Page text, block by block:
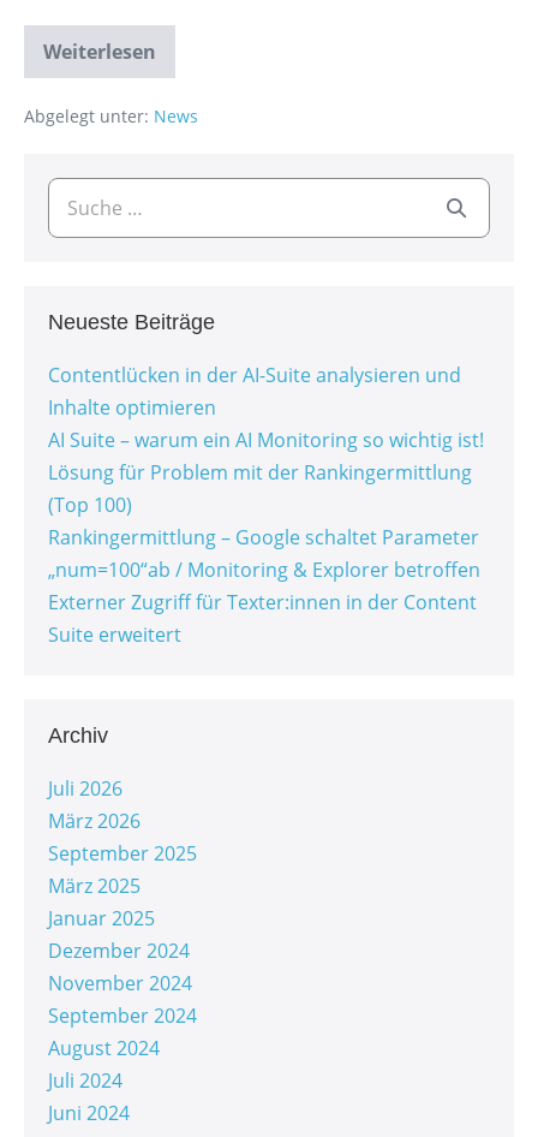
Weiterlesen
Abgelegt unter: News
Neueste Beiträge
Contentlücken in der AI-Suite analysieren und
Inhalte optimieren
AI Suite – warum ein AI Monitoring so wichtig ist!
Lösung für Problem mit der Rankingermittlung
(Top 100)
Rankingermittlung – Google schaltet Parameter
„num=100“ab / Monitoring & Explorer betroffen
Externer Zugriff für Texter:innen in der Content
Suite erweitert
Archiv
Juli 2026
März 2026
September 2025
März 2025
Januar 2025
Dezember 2024
November 2024
September 2024
August 2024
Juli 2024
Juni 2024